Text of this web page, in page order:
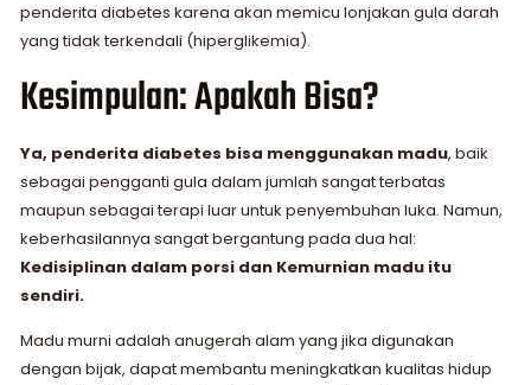
penderita diabetes karena akan memicu lonjakan gula darah
yang tidak terkendali (hiperglikemia).
Kesimpulan: Apakah Bisa?
Ya, penderita diabetes bisa menggunakan madu, baik
sebagai pengganti gula dalam jumlah sangat terbatas
maupun sebagai terapi luar untuk penyembuhan luka. Namun,
keberhasilannya sangat bergantung pada dua hal:
Kedisiplinan dalam porsi dan Kemurnian madu itu
sendiri.
Madu murni adalah anugerah alam yang jika digunakan
dengan bijak, dapat membantu meningkatkan kualitas hidup